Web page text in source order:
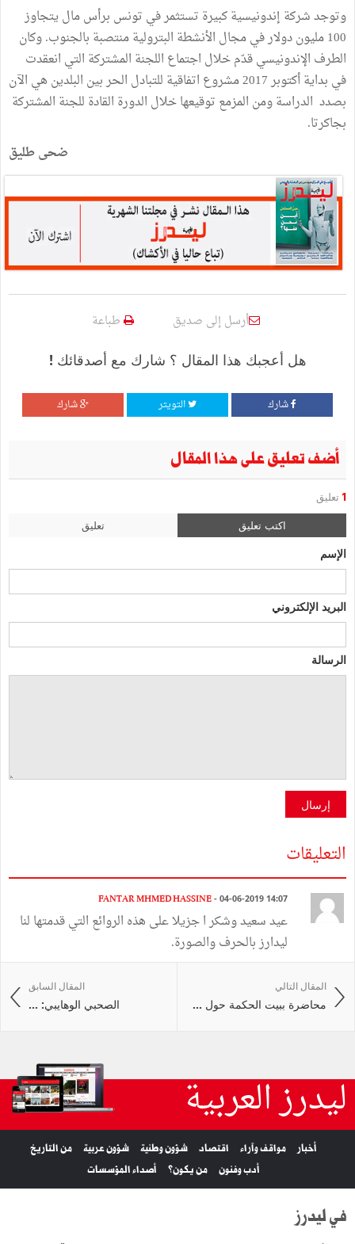
وتوجد شركة إندونيسية كبيرة تستثمر في تونس برأس مال يتجاوز
100 مليون دولار في مجال الأنشطة البترولية منتصبة بالجنوب. وكان
الطرف الإندونيسي قدّم خلال اجتماع اللجنة المشتركة التي انعقدت
في بداية أكتوبر 2017 مشروع اتفاقية للتبادل الحر بين البلدين هي الآن
بصدد الدراسة ومن المزمع توقيعها خلال الدورة القادة للجنة المشتركة
بجاكرتا.
ضحى طليق
أرسل إلى صديق طباعة
هل أعجبك هذا المقال ؟ شارك مع أصدقائك !
شارك التويتر شارك
أضف تعليق على هذا المقال
1 تعليق
اكتب تعليق تعليق
الإسم
البريد الإلكتروني
الرسالة
إرسال
التعليقات
FANTAR MHMED HASSINE- 04-06-2019 14:07
عيد سعيد وشكر ا جزيلا على هذه الروائع التي قدمتها لنا
ليدارز بالحرف والصورة.
المقال السابق
الصحبي الوهايبي: ...
المقال التالي
محاضرة ببيت الحكمة حول ...
ليدرز العربية
أخبار مواقف وآراء اقتصاد شؤون وطنية شؤون عربية
من التاريخ
أدب وفنون
من يكون؟ أصداء المؤسسات
في ليدرز